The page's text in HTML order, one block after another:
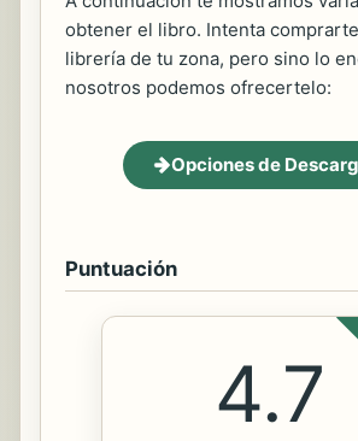
obtener el libro. Intenta
librería de tu zona, pero sino lo
nosotros podemos ofrecertelo:
Opciones de
Puntuación
4.7